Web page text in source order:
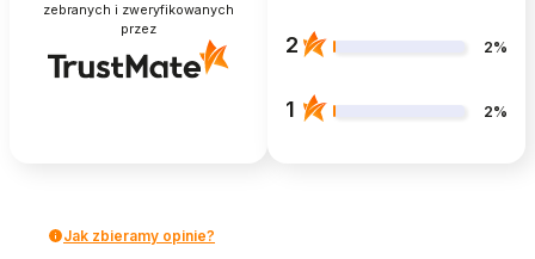
zebranych i zweryfikowanych
przez
2 2%
1 2%
Jak zbieramy opinie?